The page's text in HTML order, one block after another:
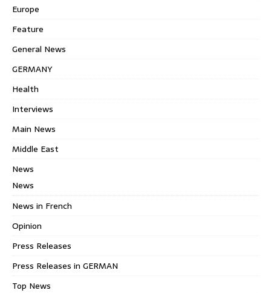
Europe
Feature
General News
GERMANY
Health
Interviews
Main News
Middle East
News
News
News in French
Opinion
Press Releases
Press Releases in GERMAN
Top News